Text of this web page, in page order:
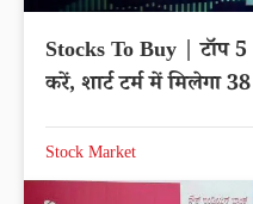
Stocks To Buy | टॉप
करें, शार्ट टर्म में मिलेगा
Stock Market